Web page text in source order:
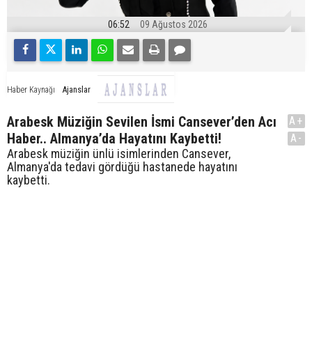
06:52 09 Ağustos 2026
Haber Kaynağı Ajanslar
Arabesk Müziğin Sevilen İsmi Cansever’den Acı
Haber.. Almanya’da Hayatını Kaybetti!
Arabesk müziğin ünlü isimlerinden Cansever,
Almanya'da tedavi gördüğü hastanede hayatını
kaybetti.
A+
A-